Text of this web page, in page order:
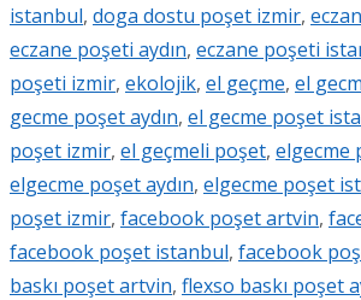
istanbul, doga dostu poşet izmir,
eczane poşeti aydın, eczane poşeti
poşeti izmir, ekolojik, el geçme, el
gecme poşet aydın, el gecme poşet
poşet izmir, el geçmeli poşet, elgecme
elgecme poşet aydın, elgecme poşet
poşet izmir, facebook poşet artvin,
facebook poşet istanbul, facebook
baskı poşet artvin, flexso baskı poşet